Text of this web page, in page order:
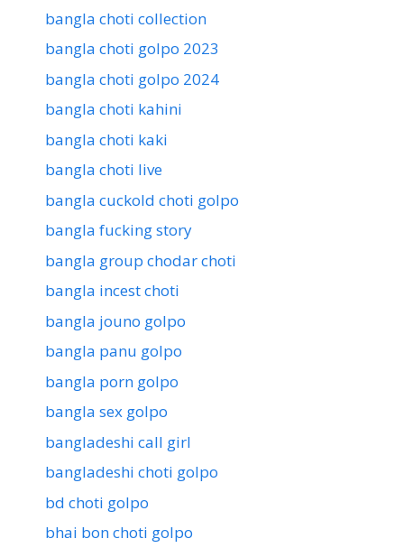
bangla choti collection
bangla choti golpo 2023
bangla choti golpo 2024
bangla choti kahini
bangla choti kaki
bangla choti live
bangla cuckold choti golpo
bangla fucking story
bangla group chodar choti
bangla incest choti
bangla jouno golpo
bangla panu golpo
bangla porn golpo
bangla sex golpo
bangladeshi call girl
bangladeshi choti golpo
bd choti golpo
bhai bon choti golpo